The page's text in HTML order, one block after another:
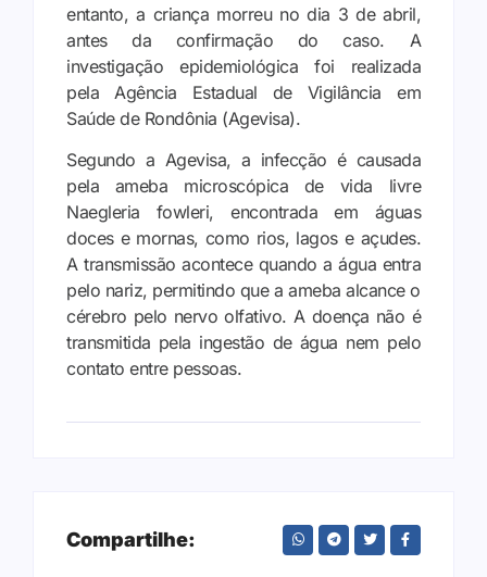
entanto, a criança morreu no dia 3 de abril,
antes da confirmação do caso. A
investigação epidemiológica foi realizada
pela Agência Estadual de Vigilância em
Saúde de Rondônia (Agevisa).
Segundo a Agevisa, a infecção é causada
pela ameba microscópica de vida livre
Naegleria fowleri, encontrada em águas
doces e mornas, como rios, lagos e açudes.
A transmissão acontece quando a água entra
pelo nariz, permitindo que a ameba alcance o
cérebro pelo nervo olfativo.A doença não é
transmitida pela ingestão de água nem pelo
contato entre pessoas.
Compartilhe: